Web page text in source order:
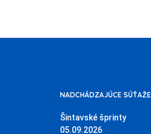
NADCHÁDZAJÚCE SÚŤAŽE
Šintavské šprinty
05.09.2026